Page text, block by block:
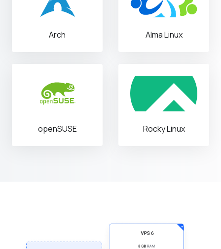
Arch Alma Linux
openSUSE Rocky Linux